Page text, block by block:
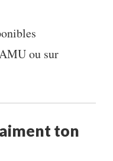
ou sur
ton